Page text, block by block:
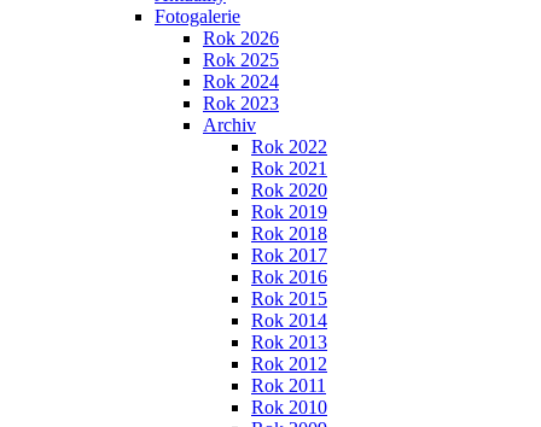
Fotogalerie
Rok 2026
Rok 2025
Rok 2024
Rok 2023
Archiv
Rok 2022
Rok 2021
Rok 2020
Rok 2019
Rok 2018
Rok 2017
Rok 2016
Rok 2015
Rok 2014
Rok 2013
Rok 2012
Rok 2011
Rok 2010